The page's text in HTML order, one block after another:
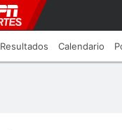
Resultados Calendario